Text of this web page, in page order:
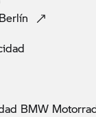
Berlín
BMW